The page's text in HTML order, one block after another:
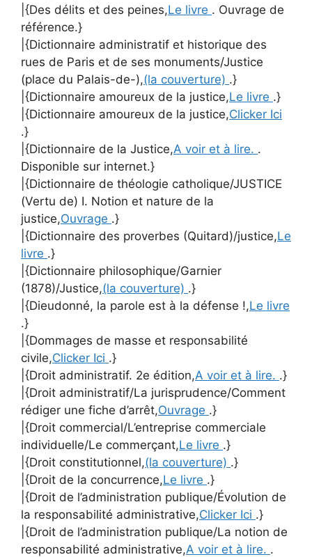
|{Des délits et des peines,Le livre . Ouvrage de
référence.}
|{Dictionnaire administratif et historique des
rues de Paris et de ses monuments/Justice
(place du Palais-de-),(la couverture) .}
|{Dictionnaire amoureux de la justice,Le livre .}
|{Dictionnaire amoureux de la justice,Clicker Ici
.}
|{Dictionnaire de la Justice,A voir et à lire. .
Disponible sur internet.}
|{Dictionnaire de théologie catholique/JUSTICE
(Vertu de) I. Notion et nature de la
justice,Ouvrage .}
|{Dictionnaire des proverbes (Quitard)/justice,Le
livre .}
|{Dictionnaire philosophique/Garnier
(1878)/Justice,(la couverture) .}
|{Dieudonné, la parole est à la défense !,Le livre
.}
|{Dommages de masse et responsabilité
civile,Clicker Ici .}
|{Droit administratif. 2e édition,A voir et à lire. .}
|{Droit administratif/La jurisprudence/Comment
rédiger une fiche d’arrêt,Ouvrage .}
|{Droit commercial/L’entreprise commerciale
individuelle/Le commerçant,Le livre .}
|{Droit constitutionnel,(la couverture) .}
|{Droit de la concurrence,Le livre .}
|{Droit de l’administration publique/Évolution de
la responsabilité administrative,Clicker Ici .}
|{Droit de l’administration publique/La notion de
responsabilité administrative,A voir et à lire. .